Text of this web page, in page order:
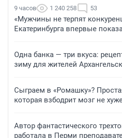
9 часов 1 240 258 53
«Мужчины не терпят
Екатеринбурга впервые
Одна банка — три вкуса:
зиму для жителей
Сыграем в «Ромашку»?
которая взбодрит мозг не
Автор фантастического
работала в Перми